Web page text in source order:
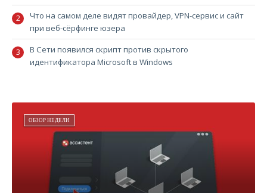
Что на самом деле видят провайдер, VPN-сервис и сайт
при веб-сёрфинге юзера
В Сети появился скрипт против скрытого
идентификатора Microsoft в Windows
ОБЗОР НЕДЕЛИ